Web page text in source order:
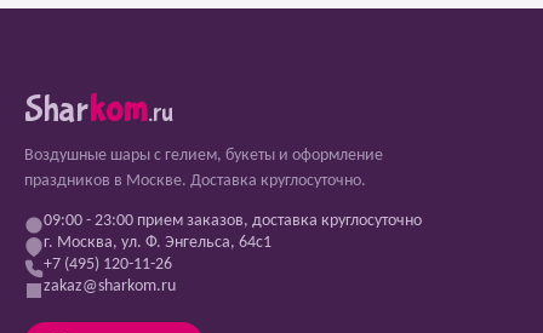
Sharkom.ru
Воздушные шары с гелием, букеты и оформление
праздников в Москве. Доставка круглосуточно.
09:00 - 23:00 прием заказов, доставка круглосуточно
г. Москва, ул. Ф. Энгельса, 64с1
+7 (495) 120-11-26
zakaz@sharkom.ru